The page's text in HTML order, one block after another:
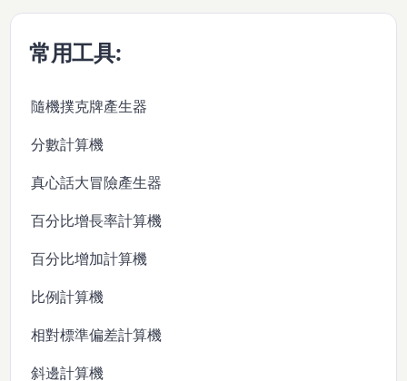
常用工具:
隨機撲克牌產生器
分數計算機
真心話大冒險產生器
百分比增長率計算機
百分比增加計算機
比例計算機
相對標準偏差計算機
斜邊計算機